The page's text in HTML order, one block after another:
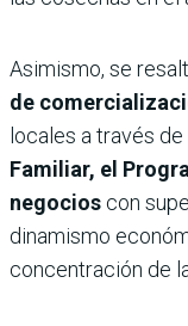
Asimismo, se
de
locales a través de
Familiar, el
negocios con
dinamismo
concentración de